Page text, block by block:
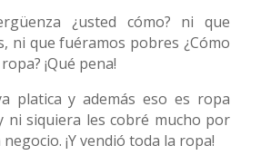
¿usted cómo? ni que
ni que fuéramos pobres ¿Cómo
¡Qué pena!
platica y además eso es ropa
ni siquiera les cobré mucho por
¡Y vendió toda la ropa!